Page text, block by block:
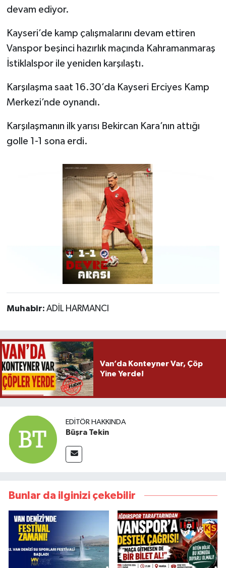
devam ediyor.
Kayseri’de kamp çalışmalarını devam ettiren
Vanspor beşinci hazırlık maçında Kahramanmaraş
İstiklalspor ile yeniden karşılaştı.
Karşılaşma saat 16.30’da Kayseri Erciyes Kamp
Merkezi’nde oynandı.
Karşılaşmanın ilk yarısı Bekircan Kara’nın attığı
golle 1-1 sona erdi.
Muhabir: ADİL HARMANCI
Van’da Konteyner Var, Çöp
Yine Yerde!
EDITÖR HAKKINDA
Büşra Tekin
Bunlar da ilginizi çekebilir